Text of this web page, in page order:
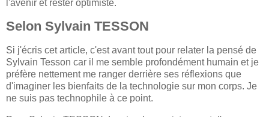
l'avenir et rester optimiste.
Selon Sylvain TESSON
Si j'écris cet article, c'est avant tout pour relater la pensé de
Sylvain Tesson car il me semble profondément humain et je
préfère nettement me ranger derrière ses réflexions que
d'imaginer les bienfaits de la technologie sur mon corps. Je
ne suis pas technophile à ce point.